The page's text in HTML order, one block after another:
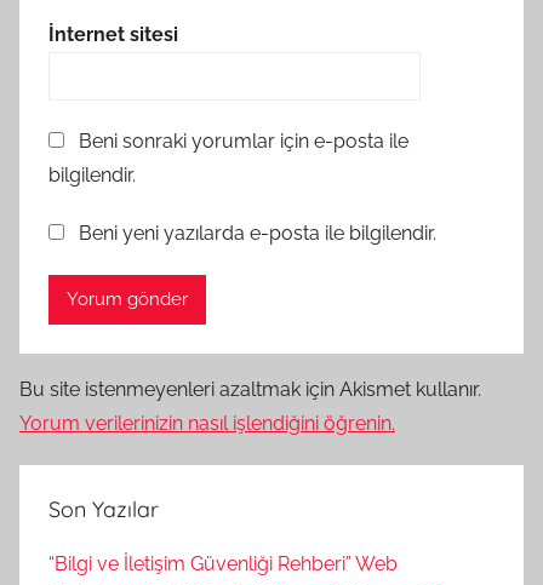
İnternet sitesi
Beni sonraki yorumlar için e-posta ile
bilgilendir.
Beni yeni yazılarda e-posta ile bilgilendir.
Bu site istenmeyenleri azaltmak için Akismet kullanır.
Yorum verilerinizin nasıl işlendiğini öğrenin.
Son Yazılar
“Bilgi ve İletişim Güvenliği Rehberi” Web